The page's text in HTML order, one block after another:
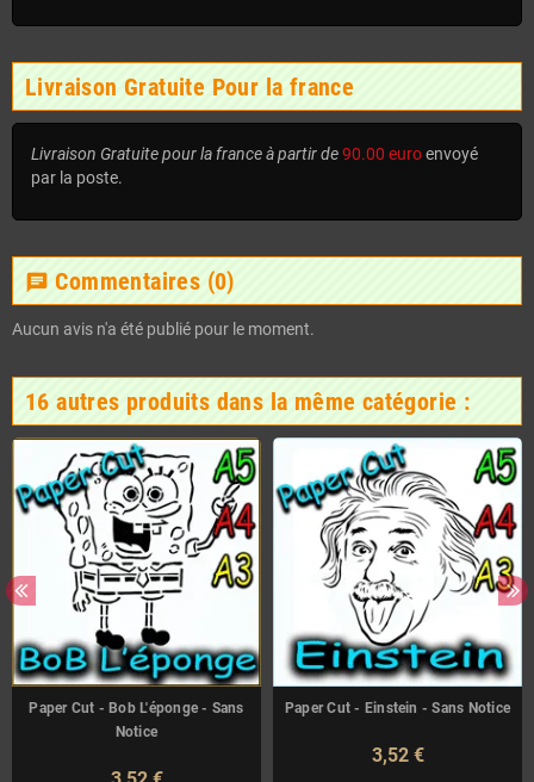
Livraison Gratuite Pour la france
Livraison Gratuite pour la france à partir de90.00 euroenvoyé
par la poste.
chat Commentaires (0)
Aucun avis n'a été publié pour le moment.
16 autres produits dans la même catégorie :
Paper Cut - Bob L'éponge - Sans
Notice
Paper Cut - Einstein - Sans Notice
3,52 €